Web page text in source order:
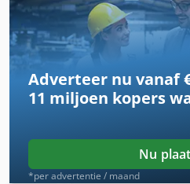
Adverteer nu vanaf
11 miljoen kopers
Nu
*per advertentie / maand